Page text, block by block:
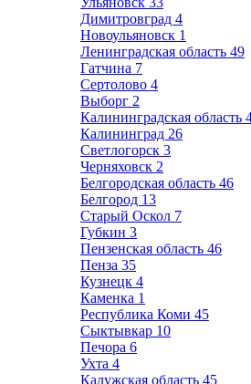
Димитровград 4
Новоульяновск 1
Ленинградская область 49
Гатчина 7
Сертолово 4
Выборг 2
Калининградская область
Калининград 26
Светлогорск 3
Черняховск 2
Белгородская область 46
Белгород 13
Старый Оскол 7
Губкин 3
Пензенская область 46
Пенза 35
Кузнецк 4
Каменка 1
Республика Коми 45
Сыктывкар 10
Печора 6
Ухта 4
Калужская область 45